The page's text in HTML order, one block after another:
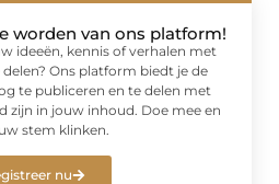
worden van ons platform!
ideeën, kennis of verhalen met
Ons platform biedt je de
te publiceren en te delen met
zijn in jouw inhoud. Doe mee en
stem klinken.
nu